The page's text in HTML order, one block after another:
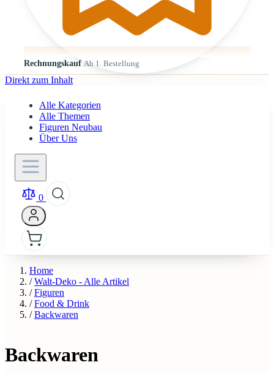
Rechnungskauf Ab 1. Bestellung
Direkt zum Inhalt
Alle Kategorien
Alle Themen
Figuren Neubau
Über Uns
0
Home
/ Walt-Deko - Alle Artikel
/ Figuren
/ Food & Drink
/ Backwaren
Backwaren